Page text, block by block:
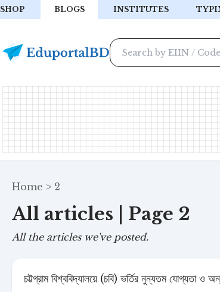
SHOP BLOGS INSTITUTES
Home 2
All articles | Page 2
All the articles we've posted.
চট্টগ্রাম বিশ্ববিদ্যালয়ে (চবি) ভর্তির নুন্যতম